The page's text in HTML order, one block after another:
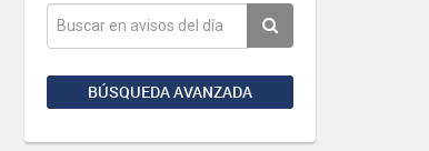
BÚSQUEDA AVANZADA